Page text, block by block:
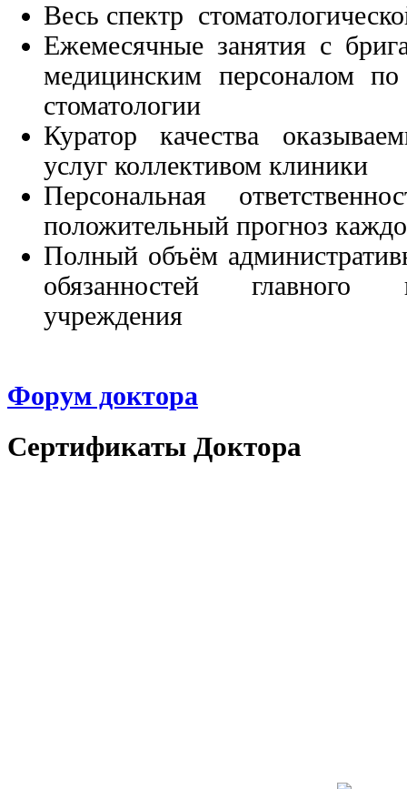
Весь спектр
Ежемесячные занятия с
медицинским персоналом
стоматологии
Куратор качества
услуг коллективом клиники
Персональная
положительный прогноз
Полный объём
обязанностей главного
учреждения
Форум доктора
Сертификаты Доктора